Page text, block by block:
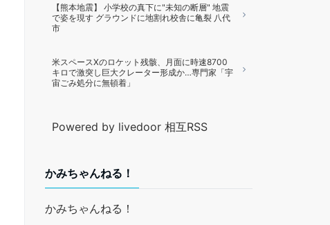
【熊本地震】 小学校の真下に"未知の断層" 地震
で姿を現す グラウンドに地割れ校舎に亀裂 八代
市
米スペースXのロケット残骸、月面に時速8700
キロで激突し巨大クレーター形成か…専門家「宇
宙ごみ処分に無頓着」
Powered by livedoor 相互RSS
かみちゃんねる！
かみちゃんねる！